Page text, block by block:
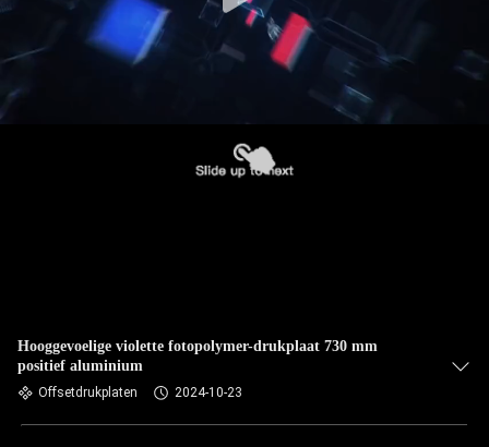
Hooggevoelige violette fotopolymer-drukplaat 730 mm
positief aluminium
Offsetdrukplaten 2024-10-23